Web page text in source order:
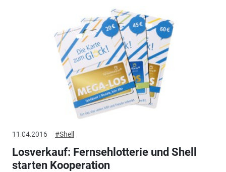
11.04.2016 #Shell
Losverkauf: Fernsehlotterie und Shell
starten Kooperation